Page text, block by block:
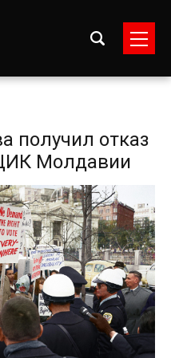
получил отказ
Молдавии